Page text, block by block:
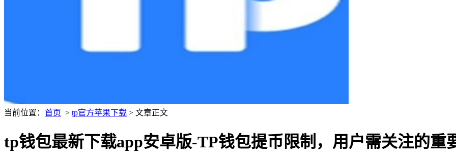
当前位置： 首页 > tp官方苹果下载 > 文章正文
tp钱包最新下载app安卓版-TP钱包提币限制，用户需关注的重